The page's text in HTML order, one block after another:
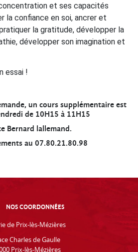
et ses capacités
la confiance en soi, ancrer et
la gratitude, développer la
développer son imagination et
essai !
un cours supplémentaire est
de 10H15 à 11H15
Bernard lallemand.
au 07.80.21.80.98
NOS COORDONNÉES
de Prix-lès-Mézières
Charles de Gaulle
Prix-lès-Mézières